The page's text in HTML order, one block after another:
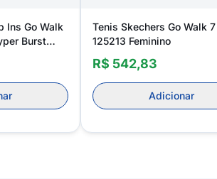
Ins Go Walk
Burst
Tenis Skechers Go Walk
125213 Feminino
R$ 542,83
Adicionar